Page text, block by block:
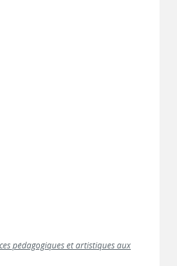
pédagogiques et artistiques aux